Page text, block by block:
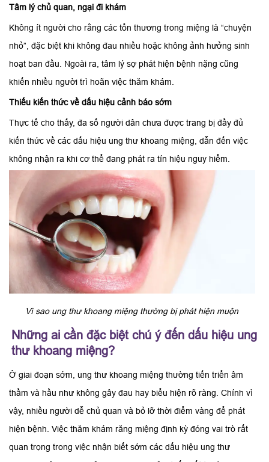
Tâm lý chủ quan, ngại đi khám
Không ít người cho rằng các tổn thương trong miệng là “chuyện
nhỏ”, đặc biệt khi không đau nhiều hoặc không ảnh hưởng sinh
hoạt ban đầu. Ngoài ra, tâm lý sợ phát hiện bệnh nặng cũng
khiến nhiều người trì hoãn việc thăm khám.
Thiếu kiến thức về dấu hiệu cảnh báo sớm
Thực tế cho thấy, đa số người dân chưa được trang bị đầy đủ
kiến thức về các dấu hiệu ung thư khoang miệng, dẫn đến việc
không nhận ra khi cơ thể đang phát ra tín hiệu nguy hiểm.
Vì sao ung thư khoang miệng thường bị phát hiện muộn
Những ai cần đặc biệt chú ý đến dấu hiệu ung
thư khoang miệng?
Ở giai đoạn sớm, ung thư khoang miệng thường tiến triển âm
thầm và hầu như không gây đau hay biểu hiện rõ ràng. Chính vì
vậy, nhiều người dễ chủ quan và bỏ lỡ thời điểm vàng để phát
hiện bệnh. Việc thăm khám răng miệng định kỳ đóng vai trò rất
quan trọng trong việc nhận biết sớm các dấu hiệu ung thư